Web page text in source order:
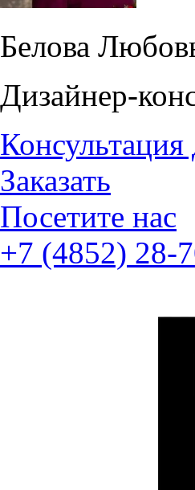
Белова
Дизайнер-
Консультация
Заказать
Посетите нас
+7 (4852) 28-